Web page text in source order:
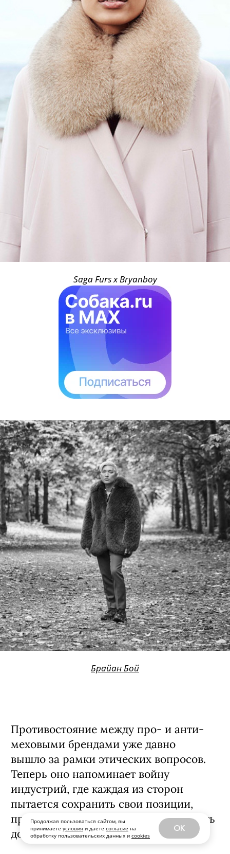
Продолжая пользоваться сайтом, вы
принимаете условия и даете согласие на
обработку пользовательских данных и cookies
OK
Saga Furs x Bryanboy
Брайан Бой
Противостояние между про- и анти-
меховыми брендами уже давно
вышло за рамки этических вопросов.
Теперь оно напоминает войну
индустрий, где каждая из сторон
пытается сохранить свои позиции,
преумножить успехи или не допустить
дополнительных потерь.